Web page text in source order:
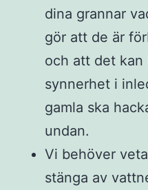
dina grannar
gör att de är
och att det
synnerhet i
gamla ska
undan.
Vi behöver
stänga av